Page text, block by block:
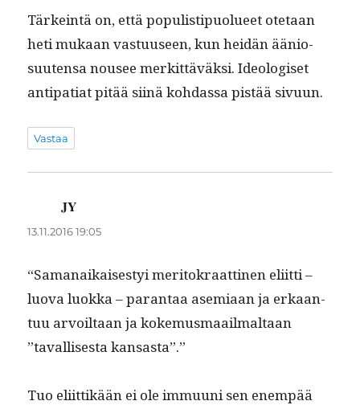
Tärkein­tä on, että pop­ulis­tipuolueet ote­taan
heti mukaan vas­tu­useen, kun hei­dän äänio­
suuten­sa nousee merkit­täväk­si. Ide­ol­o­giset
antipa­ti­at pitää siinä kohdas­sa pistää sivuun.
Vastaa
JY
13.11.2016 19:05
“Samanaikaises­tyi mer­i­tokraat­ti­nen eli­it­ti –
luo­va luok­ka – paran­taa asemi­aan ja erkaan­
tuu arvoil­taan ja koke­mus­maail­mal­taan
”taval­lis­es­ta kansasta”.”
Tuo eli­it­tikään ei ole immuu­ni sen enem­pää